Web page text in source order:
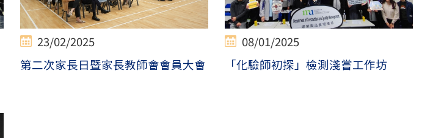
23/02/2025
第二次家長日暨家長教師會會員大會
08/01/2025
「化驗師初探」檢測淺嘗工作坊